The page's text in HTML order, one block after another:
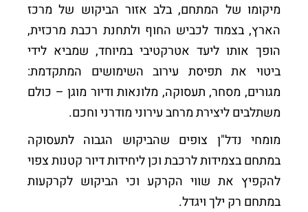
מיקומו של המתחם, בלב אזור הביקוש של מרכז
הארץ, בצמוד לכביש החוף ולתחנת רכבת מרכזית,
הופך אותו ליעד אטרקטיבי במיוחד, שמביא לידי
ביטוי את תפיסת עירוב השימושים המתקדמת:
מגורים, מסחר, תעסוקה, מלונאות ודיור מוגן – כולם
משתלבים ליצירת מרחב עירוני מודרני וחכם.
מומחי נדל"ן צופים שהביקוש הגבוה לתעסוקה
במתחם בצמידות לרכבת וכן ליחידות דיור קטנות צפוי
להקפיץ את שווי הקרקע וכי הביקוש לקרקעות
במתחם רק ילך ויגדל.